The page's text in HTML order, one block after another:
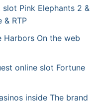
slot Pink Elephants 2 &
& RTP
Harbors On the web
online slot Fortune
inside The brand